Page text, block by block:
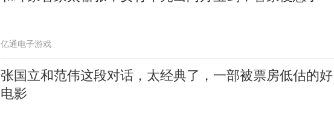
亿通电子游戏
张国立和范伟这段对话，太经典了，一部被票房低估的好
电影